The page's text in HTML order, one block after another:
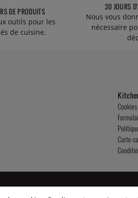
DE PRODUITS
outils pour les
de cuisine.
30 JOURS
Nous vous
nécessaire
Cookies
Carte-